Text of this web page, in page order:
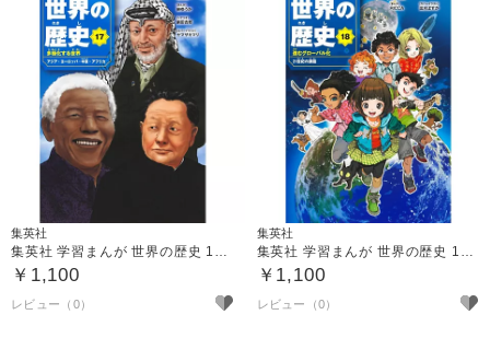
集英社
集英社 学習まんが 世界の歴史 17 多極化する世界
￥1,100
集英社
集英社 学習まんが 世界の歴史 18 進むグローバル化
￥1,100